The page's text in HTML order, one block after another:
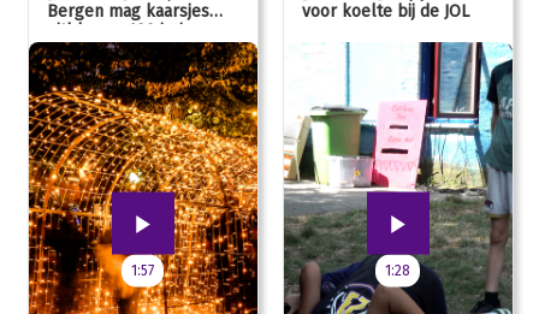
Bergen mag kaarsjes
uitblazen: 100 jarig
jubileum!
1:57
voor koelte bij de JOL
1:28